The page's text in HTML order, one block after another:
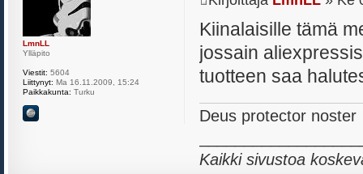
Kiinalaisille tämä
jossain
tuotteen saa
Deus protector noster
Kaikki sivustoa
LmnLL
Ylläpito
Viestit: 5604
Liittynyt: Ma 16.11.2009, 15:24
Paikkakunta: Turku